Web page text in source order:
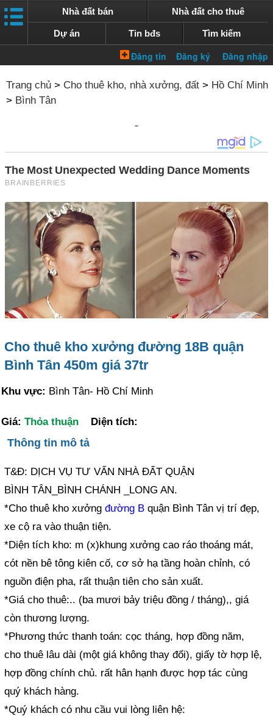
Nhà đất bán Nhà đất cho thuê
Dự án Tin bđs Tìm kiếm
Trang chủ > Cho thuê kho, nhà xưởng, đất > Hồ Chí Minh
> Bình Tân
Cho thuê kho xưởng đường 18B quận
Bình Tân 450m giá 37tr
Khu vực: Bình Tân- Hồ Chí Minh
Giá:Thỏa thuận Diện tích:
Thông tin mô tả
T&Đ: DỊCH VỤ TƯ VẤN NHÀ ĐẤT QUẬN
BÌNH TÂN_BÌNH CHÁNH _LONG AN.
*Cho thuê kho xưởngđường B quận Bình Tân vị trí đẹp,
xe cộ ra vào thuận tiện.
*Diện tích kho: m (x)khung xưởng cao ráo thoáng mát,
cót nền bê tông kiên cố, cơ sở hạ tầng hoàn chỉnh, có
nguồn điện pha, rất thuận tiên cho sản xuất.
*Giá cho thuê:.. (ba mươi bảy triệu đồng / tháng),, giá
còn thương lượng.
*Phương thức thanh toán: cọc tháng, hợp đồng năm,
cho thuê lâu dài (một giá không thay đổi), giấy tờ hợp lệ,
hợp đồng chính chủ. rất hân hạnh được hợp tác cùng
quý khách hàng.
*Quý khách có nhu cầu vui lòng liên hệ: